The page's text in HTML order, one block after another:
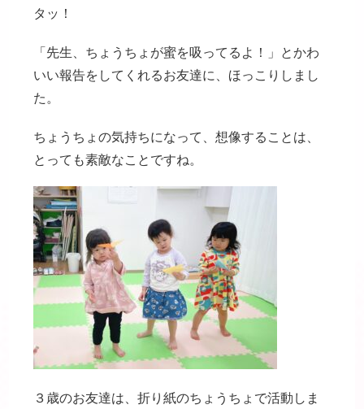
タッ！
「先生、ちょうちょが蜜を吸ってるよ！」とかわ
いい報告をしてくれるお友達に、ほっこりしまし
た。
ちょうちょの気持ちになって、想像することは、
とっても素敵なことですね。
３歳のお友達は、折り紙のちょうちょで活動しま